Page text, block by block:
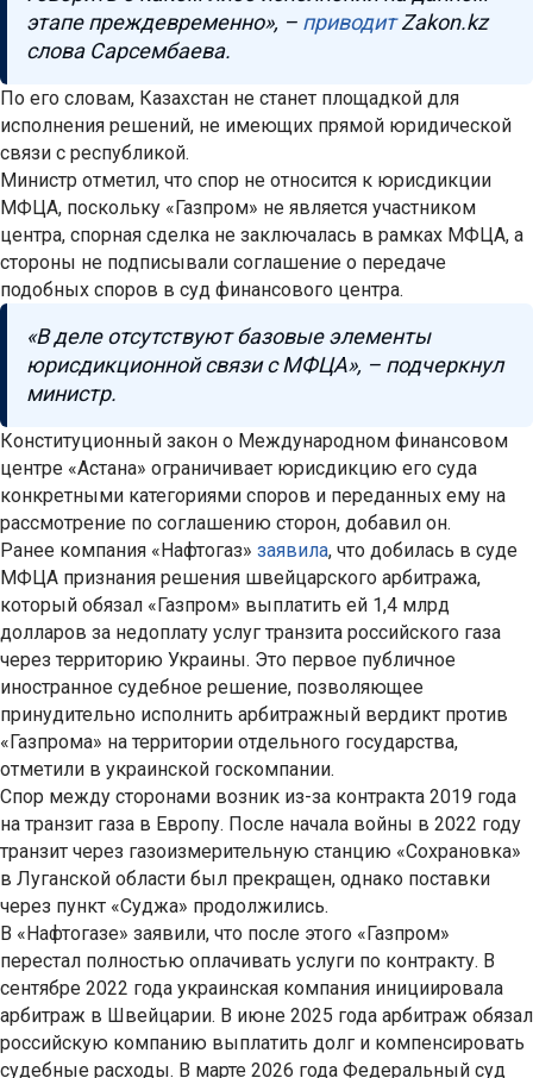
этапе преждевременно», – приводитZakon.kz
слова Сарсембаева.
По его словам, Казахстан не станет площадкой для
исполнения решений, не имеющих прямой юридической
связи с республикой.
Министр отметил, что спор не относится к юрисдикции
МФЦА, поскольку «Газпром» не является участником
центра, спорная сделка не заключалась в рамках МФЦА, а
стороны не подписывали соглашение о передаче
подобных споров в суд финансового центра.
«В деле отсутствуют базовые элементы
юрисдикционной связи с МФЦА», – подчеркнул
министр.
Конституционный закон о Международном финансовом
центре «Астана» ограничивает юрисдикцию его суда
конкретными категориями споров и переданных ему на
рассмотрение по соглашению сторон, добавил он.
Ранее компания «Нафтогаз» заявила, что добилась в суде
МФЦА признания решения швейцарского арбитража,
который обязал «Газпром» выплатить ей 1,4 млрд
долларов за недоплату услуг транзита российского газа
через территорию Украины. Это первое публичное
иностранное судебное решение, позволяющее
принудительно исполнить арбитражный вердикт против
«Газпрома» на территории отдельного государства,
отметили в украинской госкомпании.
Спор между сторонами возник из-за контракта 2019 года
на транзит газа в Европу. После начала войны в 2022 году
транзит через газоизмерительную станцию «Сохрановка»
в Луганской области был прекращен, однако поставки
через пункт «Суджа» продолжились.
В «Нафтогазе» заявили, что после этого «Газпром»
перестал полностью оплачивать услуги по контракту. В
сентябре 2022 года украинская компания инициировала
арбитраж в Швейцарии. В июне 2025 года арбитраж обязал
российскую компанию выплатить долг и компенсировать
судебные расходы. В марте 2026 года Федеральный суд